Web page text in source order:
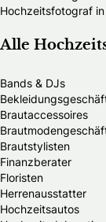
Hochzeitsfotograf
Alle
Bands & DJs
Brautaccessoires
Brautstylisten
Finanzberater
Floristen
Herrenausstatter
Hochzeitsautos